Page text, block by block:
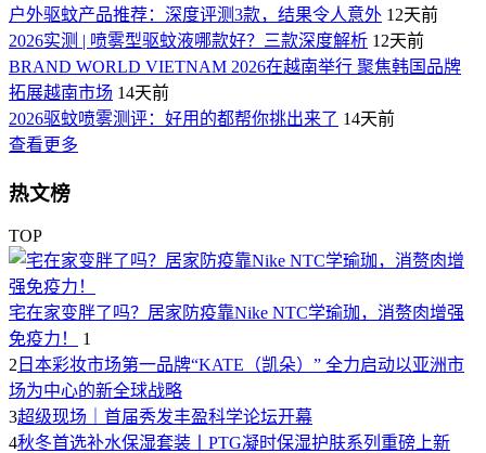
户外驱蚊产品推荐：深度评测3款，结果令人意外 12天前
2026实测 | 喷雾型驱蚊液哪款好？三款深度解析 12天前
BRAND WORLD VIETNAM 2026在越南举行 聚焦韩国品牌
拓展越南市场 14天前
2026驱蚊喷雾测评：好用的都帮你挑出来了 14天前
查看更多
热文榜
TOP
宅在家变胖了吗？居家防疫靠Nike NTC学瑜珈，消赘肉增强
免疫力！
1
2 日本彩妆市场第一品牌“KATE（凯朵）” 全力启动以亚洲市
场为中心的新全球战略
3超级现场｜首届秀发丰盈科学论坛开幕
4秋冬首选补水保湿套装丨PTG凝时保湿护肤系列重磅上新